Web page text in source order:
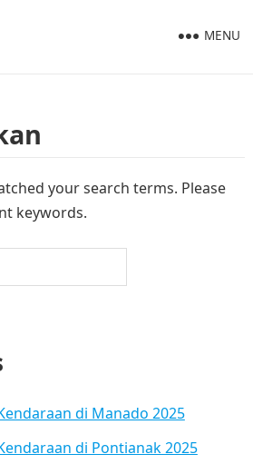
MENU
your search terms. Please
keywords.
di Manado 2025
di Pontianak 2025